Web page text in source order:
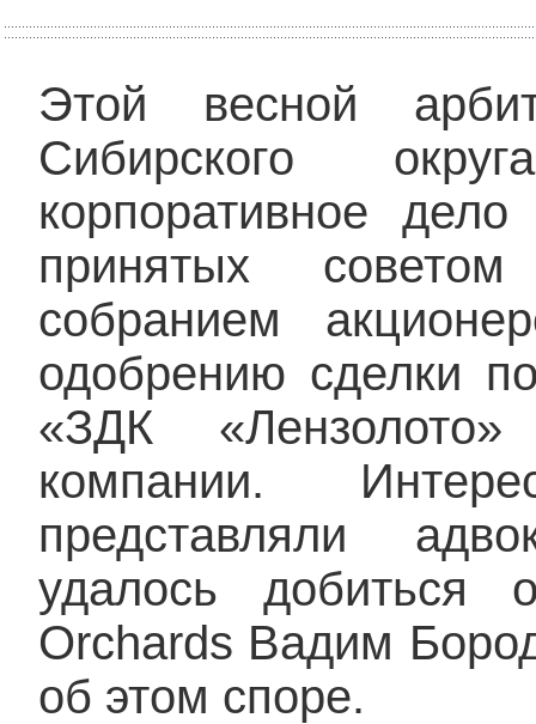
Этой весной
Сибирского
корпоративное
принятых
собранием
одобрению сделки
«ЗДК
компании.
представляли
удалось добиться
Orchards Вадим
об этом споре.